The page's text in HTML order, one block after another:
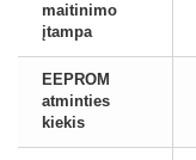
maitinimo
įtampa
EEPROM
atminties
kiekis